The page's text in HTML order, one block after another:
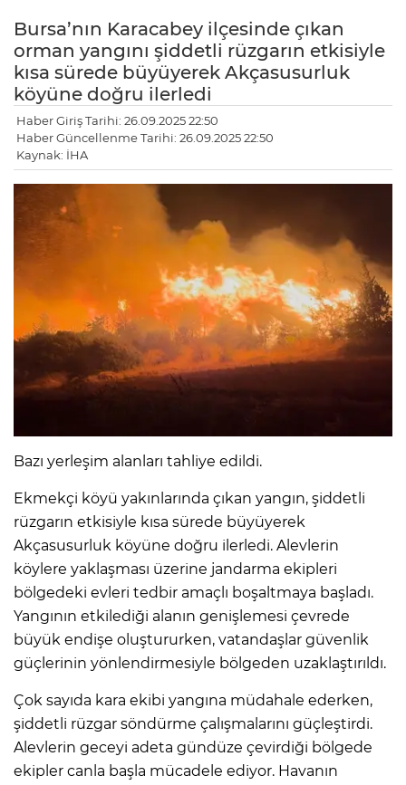
Bursa’nın Karacabey ilçesinde çıkan
orman yangını şiddetli rüzgarın etkisiyle
kısa sürede büyüyerek Akçasusurluk
köyüne doğru ilerledi
Haber Giriş Tarihi: 26.09.2025 22:50
Haber Güncellenme Tarihi: 26.09.2025 22:50
Kaynak: İHA
Bazı yerleşim alanları tahliye edildi.
Ekmekçi köyü yakınlarında çıkan yangın, şiddetli
rüzgarın etkisiyle kısa sürede büyüyerek
Akçasusurluk köyüne doğru ilerledi. Alevlerin
köylere yaklaşması üzerine jandarma ekipleri
bölgedeki evleri tedbir amaçlı boşaltmaya başladı.
Yangının etkilediği alanın genişlemesi çevrede
büyük endişe oluştururken, vatandaşlar güvenlik
güçlerinin yönlendirmesiyle bölgeden uzaklaştırıldı.
Çok sayıda kara ekibi yangına müdahale ederken,
şiddetli rüzgar söndürme çalışmalarını güçleştirdi.
Alevlerin geceyi adeta gündüze çevirdiği bölgede
ekipler canla başla mücadele ediyor. Havanın